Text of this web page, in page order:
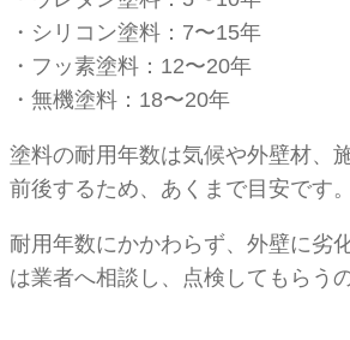
・シリコン塗料：7〜15年
・フッ素塗料：12〜20年
・無機塗料：18〜20年
塗料の耐用年数は気候や外壁材、
前後するため、あくまで目安です。
耐用年数にかかわらず、外壁に劣
は業者へ相談し、点検してもらう